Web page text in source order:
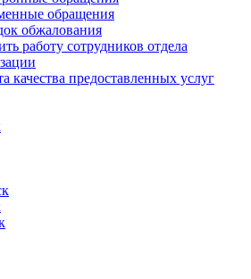
обращения
обжалования
работу сотрудников отдела
качества предоставленных услуг